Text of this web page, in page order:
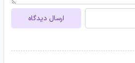
ارسال دیدگاه